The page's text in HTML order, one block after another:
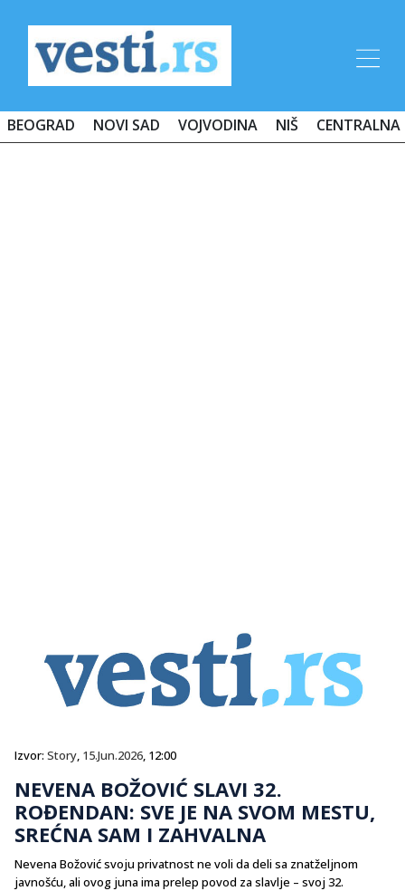
BEOGRAD NOVI SAD VOJVODINA NIŠ CENTRALNA
Izvor: Story, 15.Jun.2026, 12:00
NEVENA BOŽOVIĆ SLAVI 32.
ROĐENDAN: SVE JE NA SVOM MESTU,
SREĆNA SAM I ZAHVALNA
Nevena Božović svoju privatnost ne voli da deli sa znatželjnom
javnošću, ali ovog juna ima prelep povod za slavlje – svoj 32.